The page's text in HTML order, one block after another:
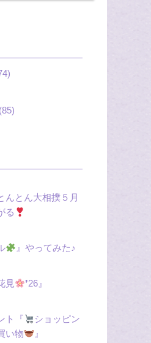
んとん大相撲５月
る
』やってみた♪
見 ❜26』
ト『
ショッピン
い物
』